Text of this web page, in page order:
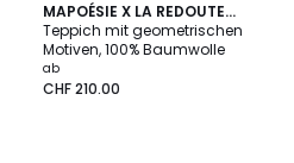
MAPOÉSIE X LA REDOUTE
INTÉRIEURS
Teppich mit geometrischen
Motiven, 100% Baumwolle
ab
CHF 210.00